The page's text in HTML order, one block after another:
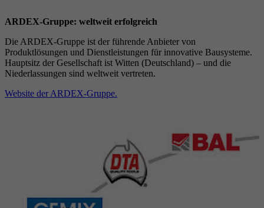
ARDEX-Gruppe: weltweit erfolgreich
Die ARDEX-Gruppe ist der führende Anbieter von
Produktlösungen und Dienstleistungen für innovative Bausysteme.
Hauptsitz der Gesellschaft ist Witten (Deutschland) – und die
Niederlassungen sind weltweit vertreten.
Website der ARDEX-Gruppe.
Laufzeit 1 Jahr
Zweck Setzt die Einstellungen der Cookie-Gruppen.
Dient als Lizenz zur Verwendung einer Schrift
von myfonts.net.
erweiterten Script- und Ereignisbehandlung.
Name _gat
Cookie von Google zur Steuerung der
erweiterten Script- und Ereignisbehandlung.
Zweck Google Maps Karte für die Außendienstsuche